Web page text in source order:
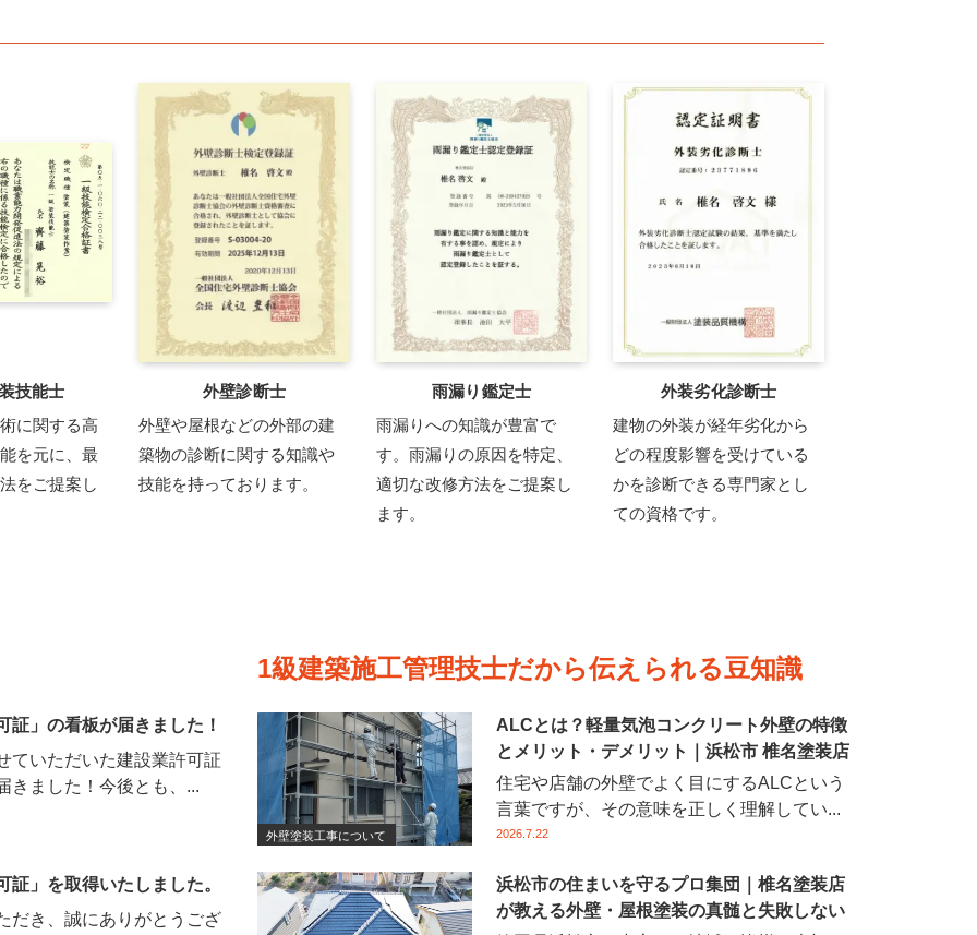
技能士
に関する高
を元に、最
をご提案し
外壁診断士
外壁や屋根などの外部の建
築物の診断に関する知識や
技能を持っております。
雨漏り鑑定士
雨漏りへの知識が豊富で
す。雨漏りの原因を特定、
適切な改修方法をご提案し
ます。
外装劣化診断士
建物の外装が経年劣化から
どの程度影響を受けている
かを診断できる専門家とし
ての資格です。
証」の看板が届きました！
ていただいた建設業許可証
きました！今後とも、...
証」を取得いたしました。
だき、誠にありがとうござ
1級建築施工管理技士だから伝えられる豆知識
外壁塗装工事について
ALCとは？軽量気泡コンクリート外壁の特徴
とメリット・デメリット｜浜松市 椎名塗装店
住宅や店舗の外壁でよく目にするALCという
言葉ですが、その意味を正しく理解してい...
2026.7.22
浜松市の住まいを守るプロ集団｜椎名塗装店
が教える外壁・屋根塗装の真髄と失敗しない